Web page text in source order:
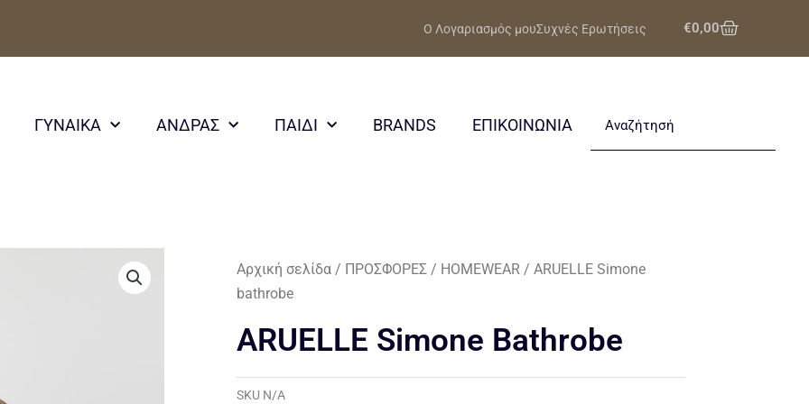
Ο Λογαριασμός μουΣυχνές Ερωτήσεις €0,00Cart
ΓΥΝΑΙΚΑ ΑΝΔΡΑΣ ΠΑΙΔΙ BRANDS ΕΠΙΚΟΙΝΩΝΙΑ
Αρχική σελίδα/ ΠΡΟΣΦΟΡΕΣ/ HOMEWEAR/ ARUELLE Simone
bathrobe
ARUELLE Simone Bathrobe
SKU N/A